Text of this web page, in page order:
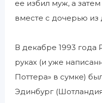
ее избил муж, а
вместе с дочерью из
В декабре 1993 года
руках (и уже
Поттера» в сумке)
Эдинбург